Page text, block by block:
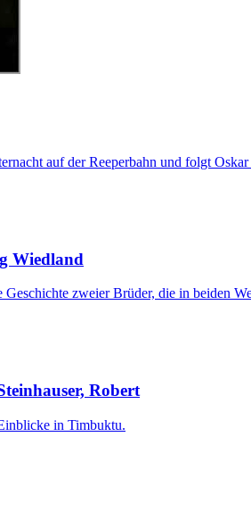
auf der Reeperbahn und folgt
Wiedland
zweier Brüder, die in beiden
Robert
in Timbuktu.